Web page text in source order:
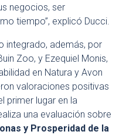
negocios, ser
tiempo”, explicó Ducci.
integrado, además, por
Zoo, y Ezequiel Monis,
en Natura y Avon
valoraciones positivas
primer lugar en la
una evaluación sobre
y Prosperidad de la